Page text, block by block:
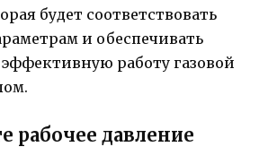
будет соответствовать
и обеспечивать
работу газовой
рабочее давление